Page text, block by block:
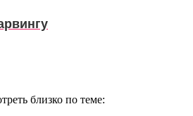
близко по теме: